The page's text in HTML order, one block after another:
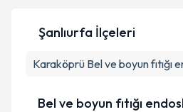
Şanlıurfa İlçeleri
Karaköprü Bel ve boyun fıtığı
Bel ve boyun fıtığı